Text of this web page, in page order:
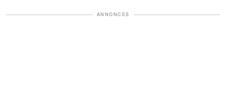
ANNONCES